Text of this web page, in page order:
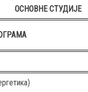
ОСНОВНЕ СТУДИЈЕ